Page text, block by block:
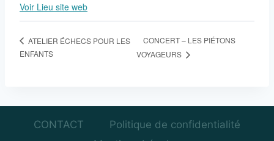
Voir Lieu site web
ATELIER ÉCHECS POUR LES
ENFANTS
CONCERT – LES PIÉTONS
VOYAGEURS
CONTACT
Politique de confidentialité